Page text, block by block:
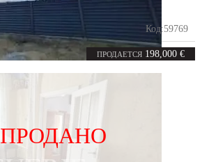
ПРОДАЕТСЯ 198,000 €
Код:59769
3комнаты 75 m²
ПРОДАНО